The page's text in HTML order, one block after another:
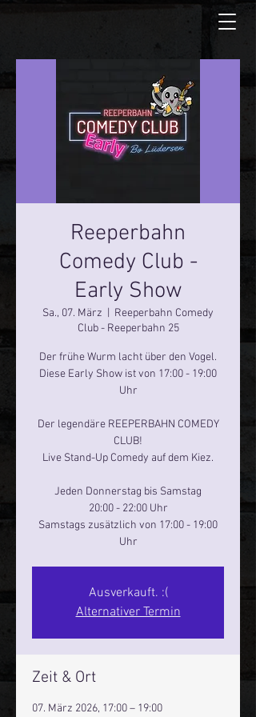
Reeperbahn
Comedy Club -
Early Show
Sa., 07. März
Reeperbahn Comedy
Club - Reeperbahn 25
Der frühe Wurm lacht über den Vogel.
Diese Early Show ist von 17:00 - 19:00
Uhr
Der legendäre REEPERBAHN COMEDY
CLUB!
Live Stand-Up Comedy auf dem Kiez.
Jeden Donnerstag bis Samstag
20:00 - 22:00 Uhr
Samstags zusätzlich von 17:00 - 19:00
Uhr
Ausverkauft. :(
Alternativer Termin
Zeit & Ort
07. März 2026, 17:00 – 19:00